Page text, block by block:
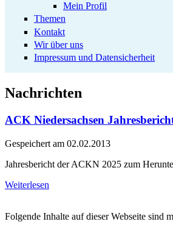
Mein Profil
Themen
Kontakt
Wir über uns
Impressum und Datensicherheit
Nachrichten
ACK Niedersachsen
Gespeichert am 02.02.2013
Jahresbericht der ACKN 2025 zum
Weiterlesen
Folgende Inhalte auf dieser Webseite sind